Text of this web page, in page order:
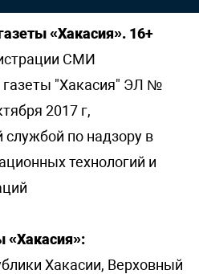
«Хакасия». 16+
СМИ
газеты "Хакасия" ЭЛ №
2017 г,
по надзору в
технологий и
«Хакасия»:
Хакасии, Верховный